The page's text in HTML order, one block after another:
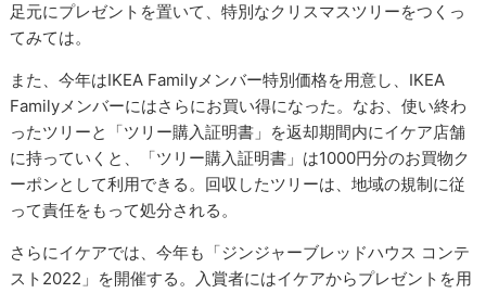
足元にプレゼントを置いて、特別なクリスマスツリーをつくっ
てみては。
また、今年はIKEA Familyメンバー特別価格を用意し、IKEA
Familyメンバーにはさらにお買い得になった。なお、使い終わ
ったツリーと「ツリー購入証明書」を返却期間内にイケア店舗
に持っていくと、「ツリー購入証明書」は1000円分のお買物ク
ーポンとして利用できる。回収したツリーは、地域の規制に従
って責任をもって処分される。
さらにイケアでは、今年も「ジンジャーブレッドハウス コンテ
スト2022」を開催する。入賞者にはイケアからプレゼントを用